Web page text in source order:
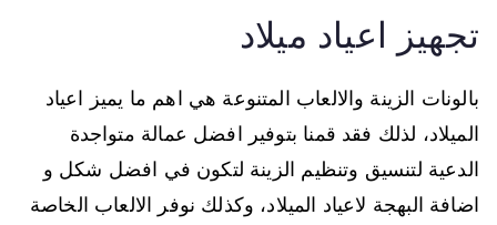
تجهيز اعياد ميلاد
بالونات الزينة والالعاب المتنوعة هي اهم ما يميز اعياد
الميلاد، لذلك فقد قمنا بتوفير افضل عمالة متواجدة
الدعية لتنسيق وتنظيم الزينة لتكون في افضل شكل و
اضافة البهجة لاعياد الميلاد، وكذلك نوفر الالعاب الخاصة